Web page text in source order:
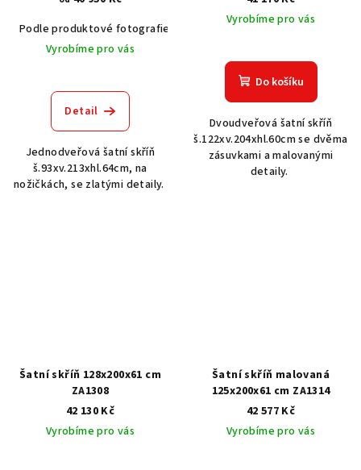
Podle produktové fotografie
Akát vintage BT1551
Vyrobíme pro vás
Detail
Jednodveřová šatní skříň
š.93xv.213xhl.64cm, na
nožičkách, se zlatými detaily.
Vyrobíme pro vás
Do košíku
Dvoudveřová šatní skříň
š.122xv.204xhl.60cm se dvěma
zásuvkami a malovanými
detaily.
Šatní skříň 128x200x61 cm
ZA1308
42 130 Kč
Vyrobíme pro vás
Šatní skříň malovaná
125x200x61 cm ZA1314
42 577 Kč
Vyrobíme pro vás